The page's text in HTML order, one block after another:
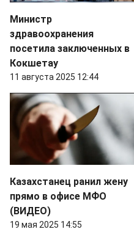
Министр
здравоохранения
посетила заключенных в
Кокшетау
11 августа 2025 12:44
Казахстанец ранил жену
прямо в офисе МФО
(ВИДЕО)
19 мая 2025 14:55